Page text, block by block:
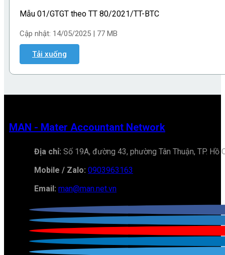
Mẫu 01/GTGT theo TT 80/2021/TT-BTC
Cập nhật: 14/05/2025 | 77 MB
Tải xuống
MAN - Mater Accountant Network
Địa chỉ: Số 19A, đường 43, phường Tân Thuận, TP. Hồ
Mobile / Zalo: 0903963163
Email: man@man.net.vn